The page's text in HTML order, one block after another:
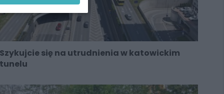
Szykujcie się na utrudnienia w katowickim
tunelu